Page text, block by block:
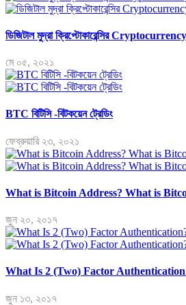
ডিজিটাল মুদ্রা ক্রিপ্টোকারেন্সির
মে ০৫, ২০২১
BTC বিটিসি -বিটকয়েন ট্রেডিং
ফেব্রুয়ারি ২৩, ২০২১
What is Bitcoin Address? What is
জুন ২০, ২০১৭
What Is 2 (Two) Factor
জুন ১৩, ২০১৭